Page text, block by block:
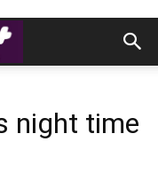
night time